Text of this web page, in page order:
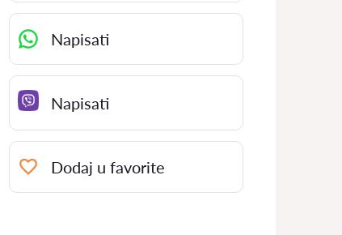
Napisati
Napisati
Dodaj u favorite